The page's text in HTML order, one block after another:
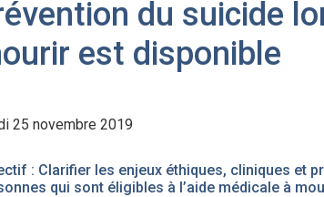
du suicide
est disponible
25 novembre 2019
: Clarifier les enjeux éthiques, cliniques et
qui sont éligibles à l’aide médicale à